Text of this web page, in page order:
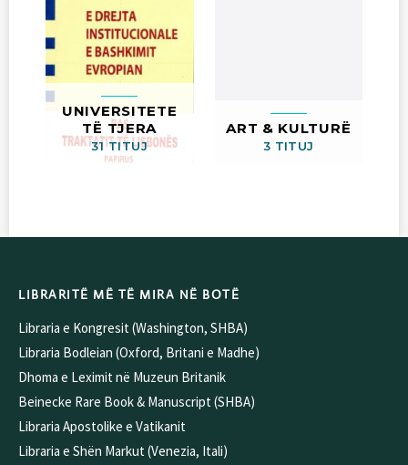
UNIVERSITETE
TË TJERA
31 TITUJ
ART & KULTURË
3 TITUJ
LIBRARITË MË TË MIRA NË BOTË
Libraria e Kongresit (Washington, SHBA)
Libraria Bodleian (Oxford, Britani e Madhe)
Dhoma e Leximit në Muzeun Britanik
Beinecke Rare Book & Manuscript (SHBA)
Libraria Apostolike e Vatikanit
Libraria e Shën Markut (Venezia, Itali)